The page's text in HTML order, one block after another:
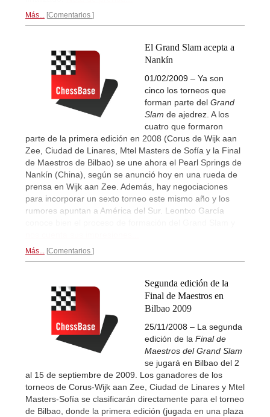
Más... Comentarios
El Grand Slam acepta a
Nankín
01/02/2009 – Ya son
cinco los torneos que
forman parte del Grand
Slam de ajedrez. A los
cuatro que formaron
parte de la primera edición en 2008 (Corus de Wijk aan
Zee, Ciudad de Linares, Mtel Masters de Sofía y la Final
de Maestros de Bilbao) se une ahora el Pearl Springs de
Nankín (China), según se anunció hoy en una rueda de
prensa en Wijk aan Zee. Además, hay negociaciones
para incorporar un sexto torneo este mismo año y los
rumores apuntan a América del Sur. Leontxo García
Más... Comentarios
Segunda edición de la
Final de Maestros en
Bilbao 2009
25/11/2008 – La segunda
edición de la Final de
Maestros del Grand Slam
se jugará en Bilbao del 2
al 15 de septiembre de 2009. Los ganadores de los
torneos de Corus-Wijk aan Zee, Ciudad de Linares y Mtel
Masters-Sofía se clasificarán directamente para el torneo
de Bilbao, donde la primera edición (jugada en una plaza